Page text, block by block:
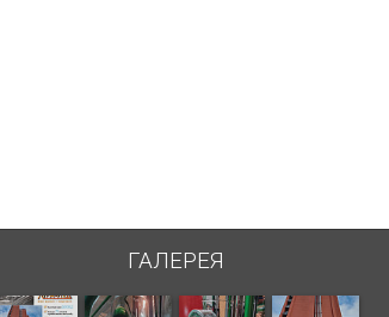
ГАЛЕРЕЯ